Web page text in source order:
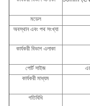
মডেল
অবস্থান এবং পথ সংখ্যা
কার্যকরী বিভাগ এলাকা
পোর্ট সাইজ
কার্যকরী মাধ্যম
গতিবিধি